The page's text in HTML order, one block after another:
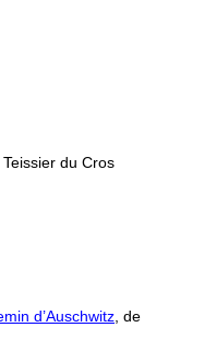
du Cros
d’Auschwitz, de